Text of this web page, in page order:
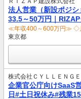
法人営業（新設ポジ
33.5～50万円｜
≪年収400～600万円≫ ◇
東京都
株式会社ＣＹＬＬＥＮＧ
企業官公庁向けSaaS
日#土日祝休み#残業